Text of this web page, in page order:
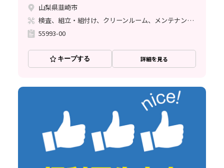
山梨県韮崎市
検査、組立・組付け、クリーンルーム、メンテナンス・保全、座り作業、立ち作業
55993-00
キープする 詳細を見る